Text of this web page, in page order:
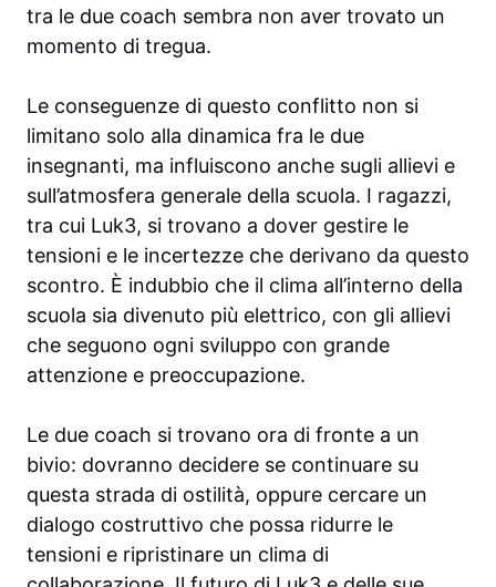
tra le due coach sembra non aver trovato un
momento di tregua.
Le conseguenze di questo conflitto non si
limitano solo alla dinamica fra le due
insegnanti, ma influiscono anche sugli allievi e
sull’atmosfera generale della scuola. I ragazzi,
tra cui Luk3, si trovano a dover gestire le
tensioni e le incertezze che derivano da questo
scontro. È indubbio che il clima all’interno della
scuola sia divenuto più elettrico, con gli allievi
che seguono ogni sviluppo con grande
attenzione e preoccupazione.
Le due coach si trovano ora di fronte a un
bivio: dovranno decidere se continuare su
questa strada di ostilità, oppure cercare un
dialogo costruttivo che possa ridurre le
tensioni e ripristinare un clima di